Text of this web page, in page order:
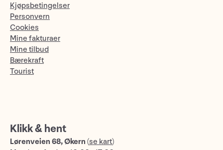
Kjøpsbetingelser
Personvern
Cookies
Mine fakturaer
Mine tilbud
Bærekraft
Tourist
Klikk & hent
Lørenveien 68, Økern (se kart)